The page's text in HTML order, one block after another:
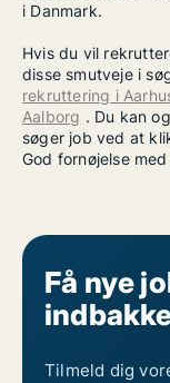
i Danmark.
Hvis du vil
disse smutveje i
rekruttering i
Aalborg . Du kan
søger job ved at
God fornøjelse
Få nye
Tilmeld dig